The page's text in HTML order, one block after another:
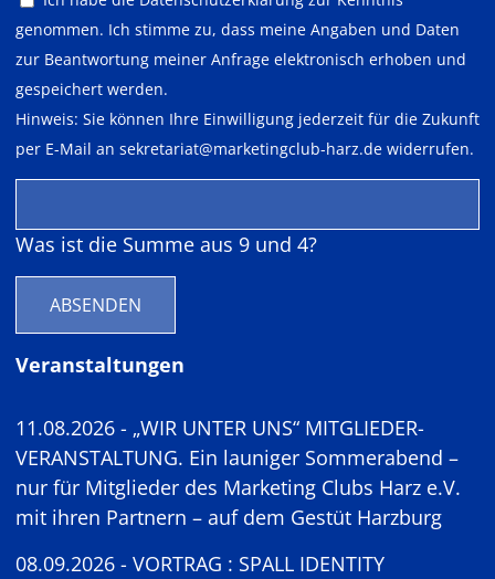
genommen. Ich stimme zu, dass meine Angaben und Daten
zur Beantwortung meiner Anfrage elektronisch erhoben und
gespeichert werden.
Hinweis: Sie können Ihre Einwilligung jederzeit für die Zukunft
per E-Mail an sekretariat@marketingclub-harz.de widerrufen.
Was ist die Summe aus 9 und 4?
ABSENDEN
Veranstaltungen
11.08.2026 - „WIR UNTER UNS“ MITGLIEDER-
VERANSTALTUNG. Ein launiger Sommerabend –
nur für Mitglieder des Marketing Clubs Harz e.V.
mit ihren Partnern – auf dem Gestüt Harzburg
08.09.2026 - VORTRAG : SPALL IDENTITY